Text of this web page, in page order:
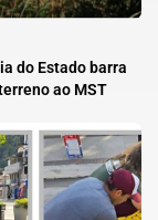
do Estado barra
ao MST